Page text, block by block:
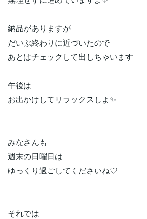
納品がありますが
だいぶ終わりに近づいたので
あとはチェックして出しちゃいます
午後は
お出かけしてリラックスしよ✨
みなさんも
週末の日曜日は
ゆっくり過ごしてくださいね♡
それでは